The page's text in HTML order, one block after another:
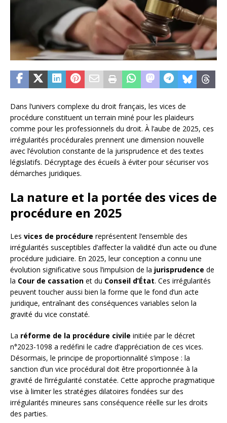
Dans l’univers complexe du droit français, les vices de
procédure constituent un terrain miné pour les plaideurs
comme pour les professionnels du droit. À l’aube de 2025, ces
irrégularités procédurales prennent une dimension nouvelle
avec l’évolution constante de la jurisprudence et des textes
législatifs. Décryptage des écueils à éviter pour sécuriser vos
démarches juridiques.
La nature et la portée des vices de
procédure en 2025
Les vices de procédure représentent l’ensemble des
irrégularités susceptibles d’affecter la validité d’un acte ou d’une
procédure judiciaire. En 2025, leur conception a connu une
évolution significative sous l’impulsion de la jurisprudence de
la Cour de cassation et du Conseil d’État. Ces irrégularités
peuvent toucher aussi bien la forme que le fond d’un acte
juridique, entraînant des conséquences variables selon la
gravité du vice constaté.
La réforme de la procédure civile initiée par le décret
n°2023-1098 a redéfini le cadre d’appréciation de ces vices.
Désormais, le principe de proportionnalité s’impose : la
sanction d’un vice procédural doit être proportionnée à la
gravité de l’irrégularité constatée. Cette approche pragmatique
vise à limiter les stratégies dilatoires fondées sur des
irrégularités mineures sans conséquence réelle sur les droits
des parties.